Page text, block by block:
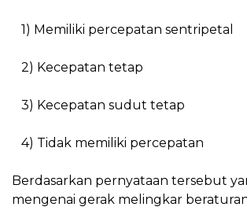
1) Memiliki percepatan sentripetal
2) Kecepatan tetap
3) Kecepatan sudut tetap
4) Tidak memiliki percepatan
Berdasarkan pernyataan tersebut
mengenai gerak melingkar beraturan